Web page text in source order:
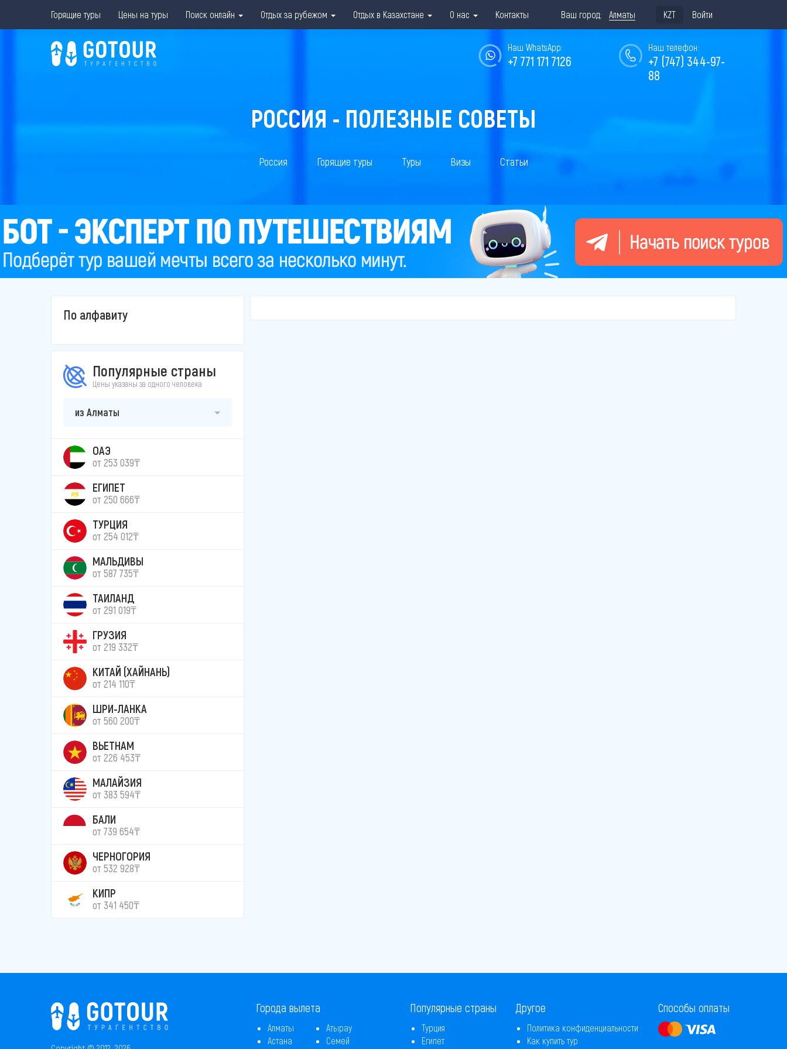
Горящие туры Цены на туры Поиск онлайн Отдых за рубежом Отдых в Казахстане О нас Контакты Ваш город: Алматы KZT Войти
Наш телефон:
+7 (747) 344-97-
88
Наш WhatsApp:
+7 771 171 7126
РОССИЯ - ПОЛЕЗНЫЕ СОВЕТЫ
Россия Горящие туры Туры Визы Статьи
По алфавиту
Популярные страны
Цены указаны за одного человека
из Алматы
ОАЭ
от 253 039₸
ЕГИПЕТ
от 250 666₸
ТУРЦИЯ
от 254 012₸
МАЛЬДИВЫ
от 587 735₸
ТАИЛАНД
от 291 019₸
ГРУЗИЯ
от 219 332₸
КИТАЙ (ХАЙНАНЬ)
от 214 110₸
ШРИ-ЛАНКА
от 560 200₸
ВЬЕТНАМ
от 226 453₸
МАЛАЙЗИЯ
от 383 594₸
БАЛИ
от 739 654₸
ЧЕРНОГОРИЯ
от 532 928₸
КИПР
от 341 450₸
Города вылета
Алматы
Астана
Атырау
Семей
Популярные страны
Турция
Египет
Другое
Политика конфиденциальности
Как купить тур
Способы оплаты